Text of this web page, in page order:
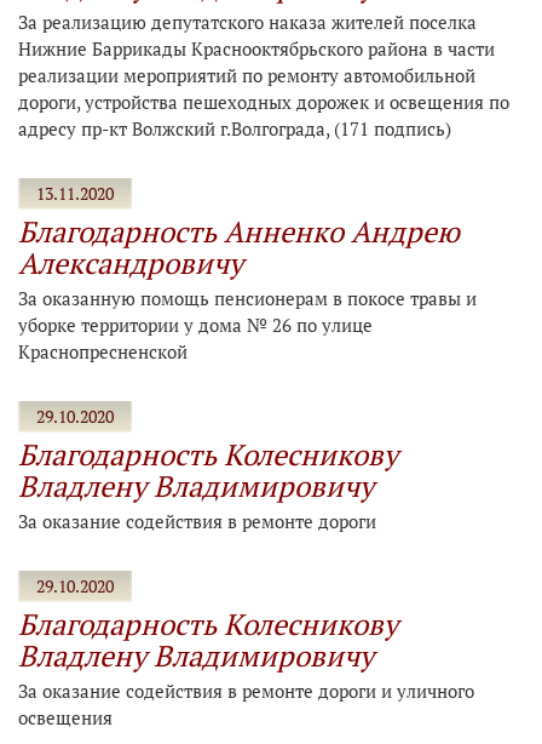
За реализацию депутатского наказа жителей поселка
Нижние Баррикады Краснооктябрьского района в части
реализации мероприятий по ремонту автомобильной
дороги, устройства пешеходных дорожек и освещения по
адресу пр-кт Волжский г.Волгограда, (171 подпись)
13.11.2020
Благодарность Анненко Андрею
Александровичу
За оказанную помощь пенсионерам в покосе травы и
уборке территории у дома № 26 по улице
Краснопресненской
29.10.2020
Благодарность Колесникову
Владлену Владимировичу
За оказание содействия в ремонте дороги
29.10.2020
Благодарность Колесникову
Владлену Владимировичу
За оказание содействия в ремонте дороги и уличного
освещения